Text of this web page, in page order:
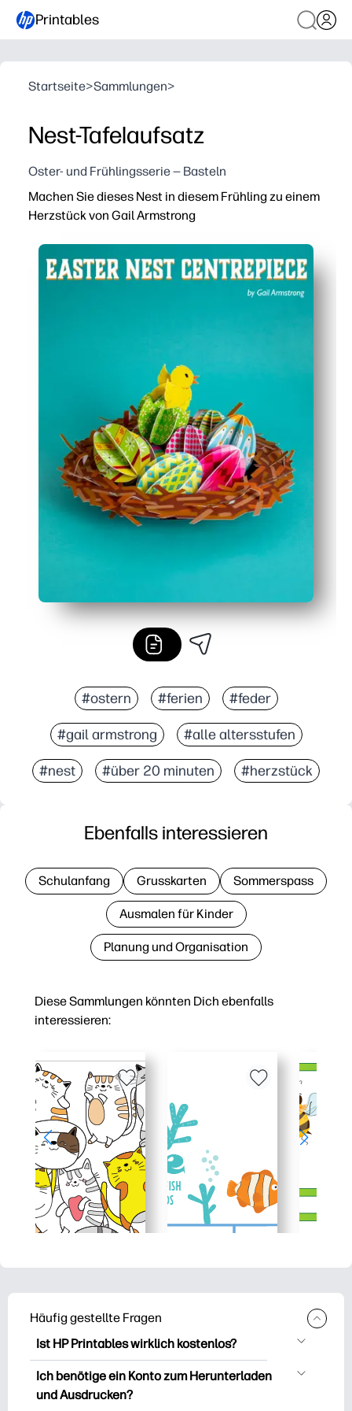
Printables
Startseite>Sammlungen>
Nest-Tafelaufsatz
Oster- und Frühlingsserie — Basteln
Machen Sie dieses Nest in diesem Frühling zu einem
Herzstück von Gail Armstrong
Sie drucken auf normalem Papier oder Karton —
Sie erhalten ein kinderfreundliches Handwerk, das
Sie kreieren ein unaufgeräumtes Herzstück mit
#ostern #ferien #feder
#gail armstrong #alle altersstufen
#nest #über 20 minuten #herzstück
Diese Sammlungen könnten Dich ebenfalls
interessieren:
Ebenfalls interessieren
Schulanfang Grusskarten Sommerspass
Ausmalen für Kinder
Planung und Organisation
Häufig gestellte Fragen
Ist HP Printables wirklich kostenlos?
HP Printables bietet über 2.500
kostenlose Vorlagen zum Herunterladen
Ich benötige ein Konto zum Herunterladen
und Ausdrucken?